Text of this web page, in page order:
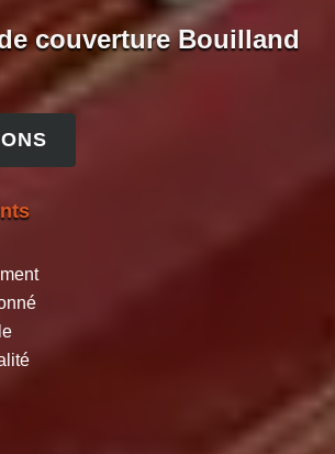
couverture Bouilland